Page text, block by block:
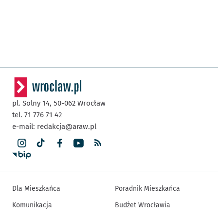
pl. Solny 14, 50-062 Wrocław
tel. 71 776 71 42
e-mail: redakcja@araw.pl
Dla Mieszkańca
Komunikacja
Poradnik Mieszkańca
Budżet Wrocławia